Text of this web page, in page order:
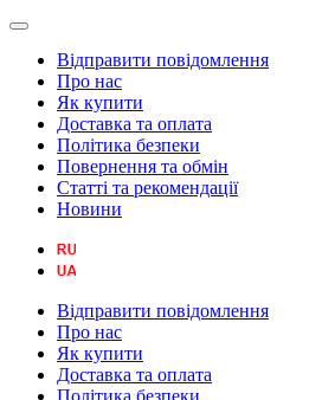
Відправити повідомлення
Про нас
Як купити
Доставка та оплата
Політика безпеки
Повернення та обмін
Статті та рекомендації
Новини
Відправити повідомлення
Про нас
Як купити
Доставка та оплата
Політика безпеки